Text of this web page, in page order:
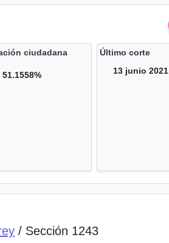
ciudadana
51.1558%
Último corte
13 junio 2021
/ Sección 1243